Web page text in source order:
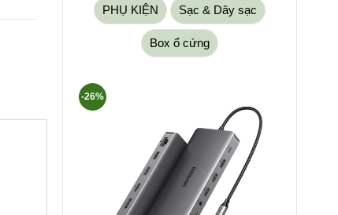
PHỤ KIỆN Sạc & Dây sạc
Box ổ cứng
-26%